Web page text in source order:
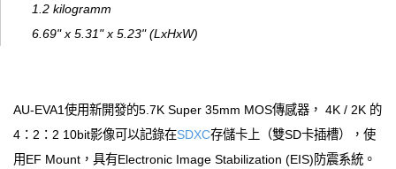
1.2 kilogramm
6.69" x 5.31" x 5.23" (LxHxW)
AU-EVA1使用新開發的5.7K Super 35mm MOS傳感器， 4K / 2K 的
4：2：2 10bit影像可以記錄在SDXC存儲卡上（雙SD卡插槽），使
用EF Mount，具有Electronic Image Stabilization (EIS)防震系統。